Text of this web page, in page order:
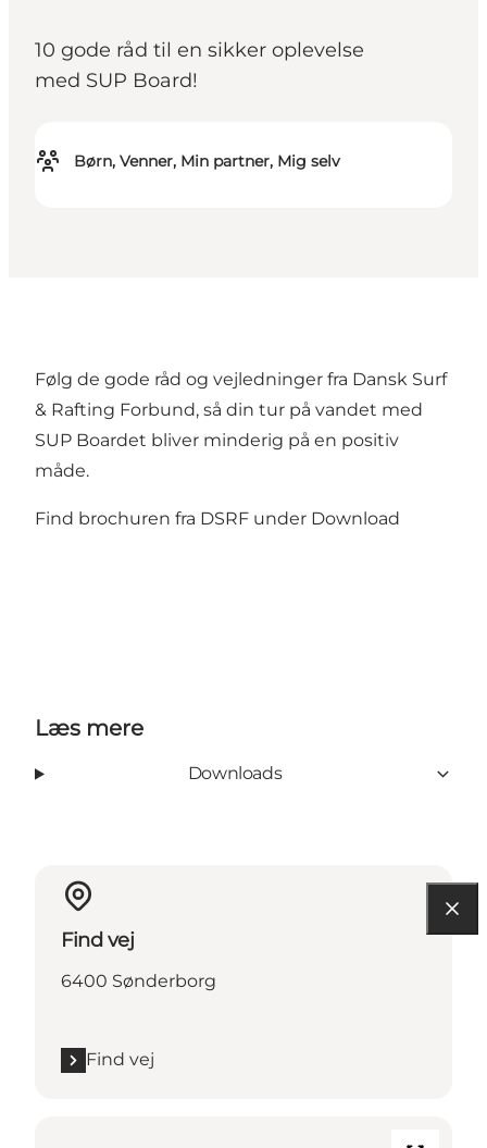
10 gode råd til en sikker oplevelse
med SUP Board!
Børn, Venner, Min partner, Mig selv
Følg de gode råd og vejledninger fra Dansk Surf
& Rafting Forbund, så din tur på vandet med
SUP Boardet bliver minderig på en positiv
måde.
Find brochuren fra DSRF under Download
Læs mere
Downloads
Find vej
6400 Sønderborg
Find vej